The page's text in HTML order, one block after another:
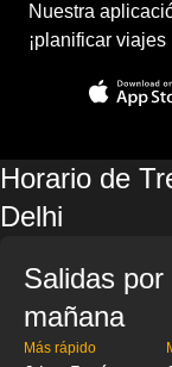
Nuestra
¡planificar
Horario de
Delhi
Salidas por
mañana
Más rápido